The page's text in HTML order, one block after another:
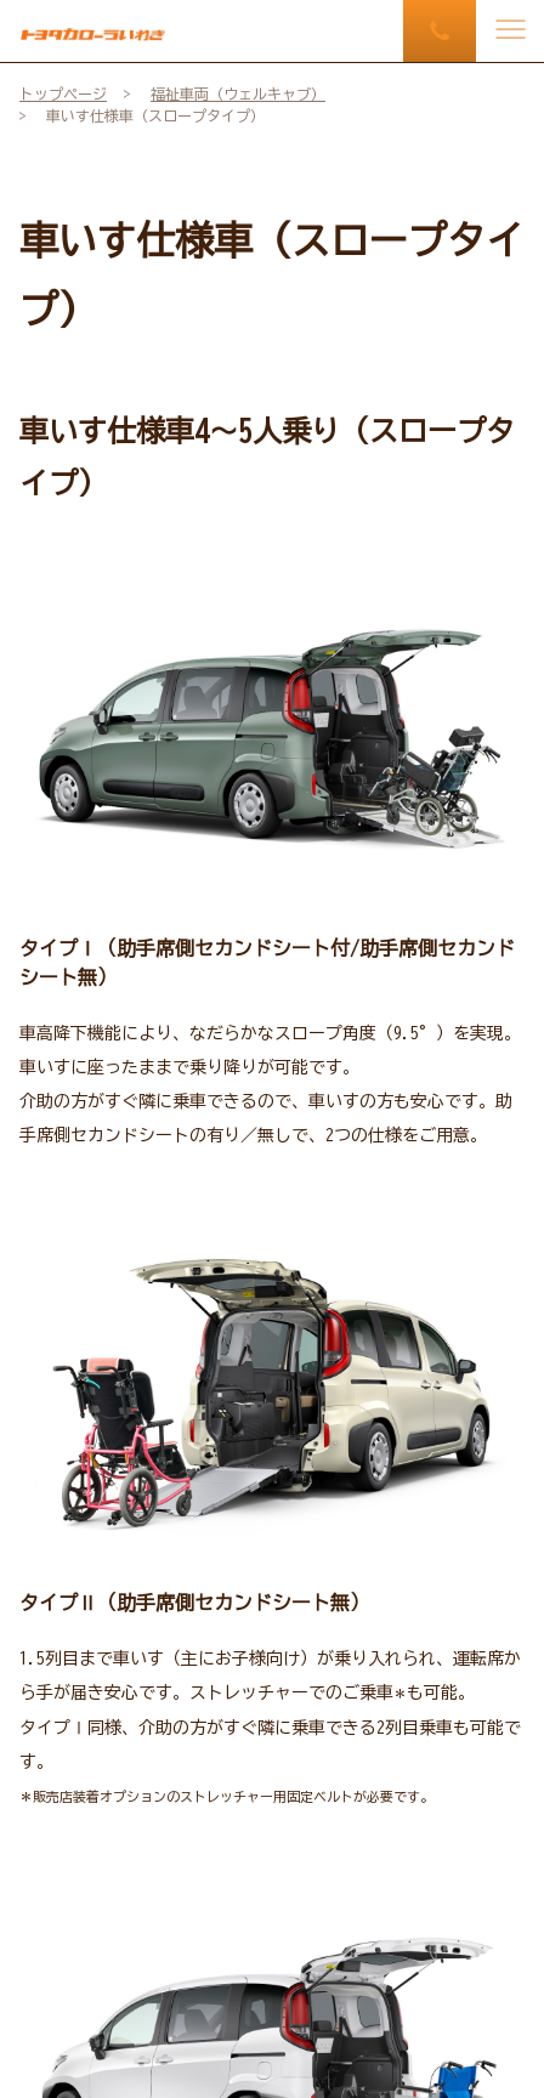
トップページ
福祉車両（ウェルキャブ）
車いす仕様車（スロープタイプ）
車いす仕様車（スロープタイ
プ）
車いす仕様車4～5人乗り（スロープタ
イプ）
タイプⅠ（助手席側セカンドシート付/助手席側セカンド
シート無）
車高降下機能により、なだらかなスロープ角度（9.5°）を実現。
車いすに座ったままで乗り降りが可能です。
介助の方がすぐ隣に乗車できるので、車いすの方も安心です。助
手席側セカンドシートの有り／無しで、2つの仕様をご用意。
タイプⅡ（助手席側セカンドシート無）
1.5列目まで車いす（主にお子様向け）が乗り入れられ、運転席か
ら手が届き安心です。ストレッチャーでのご乗車＊ も可能。
タイプⅠ同様、介助の方がすぐ隣に乗車できる2列目乗車も可能で
す。
＊販売店装着オプションのストレッチャー用固定ベルトが必要です。